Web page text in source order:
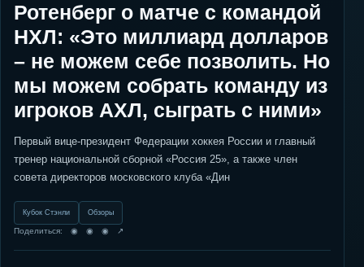
Ротенберг о матче с командой
НХЛ: «Это миллиард долларов
– не можем себе позволить. Но
мы можем собрать команду из
игроков АХЛ, сыграть с ними»
Первый вице-президент Федерации хоккея России и главный
тренер национальной сборной «Россия 25», а также член
совета директоров московского клуба «Дин
Кубок Стэнли Обзоры
Поделиться: ◉ ◉ ◉ ↗